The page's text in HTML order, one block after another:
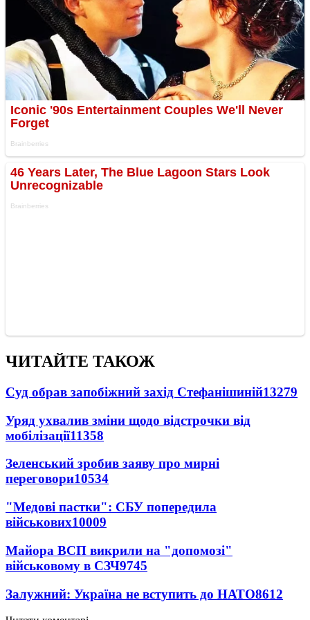
ЧИТАЙТЕ ТАКОЖ
Суд обрав запобіжний захід Стефанішиній13279
Уряд ухвалив зміни щодо відстрочки від
мобілізації11358
Зеленський зробив заяву про мирні
переговори10534
"Медові пастки": СБУ попередила
військових10009
Майора ВСП викрили на "допомозі"
військовому в СЗЧ9745
Залужний: Україна не вступить до НАТО8612